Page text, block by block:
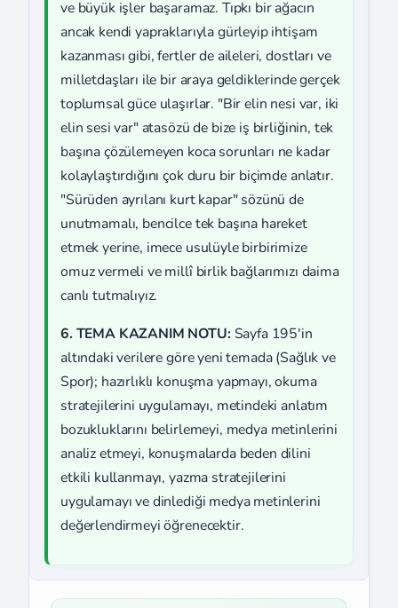
ve büyük işler başaramaz. Tıpkı bir ağacın
ancak kendi yapraklarıyla gürleyip ihtişam
kazanması gibi, fertler de aileleri, dostları ve
milletdaşları ile bir araya geldiklerinde gerçek
toplumsal güce ulaşırlar. "Bir elin nesi var, iki
elin sesi var" atasözü de bize iş birliğinin, tek
başına çözülemeyen koca sorunları ne kadar
kolaylaştırdığını çok duru bir biçimde anlatır.
"Sürüden ayrılanı kurt kapar" sözünü de
unutmamalı, bencilce tek başına hareket
etmek yerine, imece usulüyle birbirimize
omuz vermeli ve millî birlik bağlarımızı daima
canlı tutmalıyız.
6. TEMA KAZANIM NOTU: Sayfa 195'in
altındaki verilere göre yeni temada (Sağlık ve
Spor); hazırlıklı konuşma yapmayı, okuma
stratejilerini uygulamayı, metindeki anlatım
bozukluklarını belirlemeyi, medya metinlerini
analiz etmeyi, konuşmalarda beden dilini
etkili kullanmayı, yazma stratejilerini
uygulamayı ve dinlediği medya metinlerini
değerlendirmeyi öğrenecektir.